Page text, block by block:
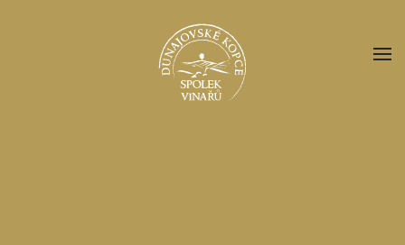
Skip to main content